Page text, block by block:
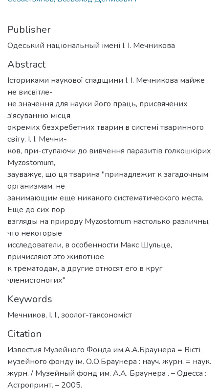
Publisher
Одеський національный імені І. І. Мечникова
Abstract
Істориками наукової спадщини І. І. Мечникова майже
не висвітле-
не значення для науки його праць, присвячених
з'ясуванню місця
окремих безхребетних тварин в системі тваринного
світу. І. І. Мечни-
ков, при-ступаючи до вивчення паразитів голкошкірих
Myzostomum,
зауважує, що ця тварина "принадлежит к загадочным
организмам, не
занимающим еще никакого систематического места.
Еще до сих пор
взгляды на природу Myzostomum настолько различны,
что некоторые
исследователи, в особенности Макс Шульце,
причисляют это животное
к трематодам, а другие относят его в круг
членистоногих"
Keywords
Мечников, І. І., зоолог-таксономіст
Citation
Известия Музейного Фонда им.А.А.Браунера = Вісті
музейного фонду ім. О.О.Браунера : науч. журн. = наук.
журн. / Музейный фонд им. А.А. Браунера . – Одесса :
Астропринт. – 2005.